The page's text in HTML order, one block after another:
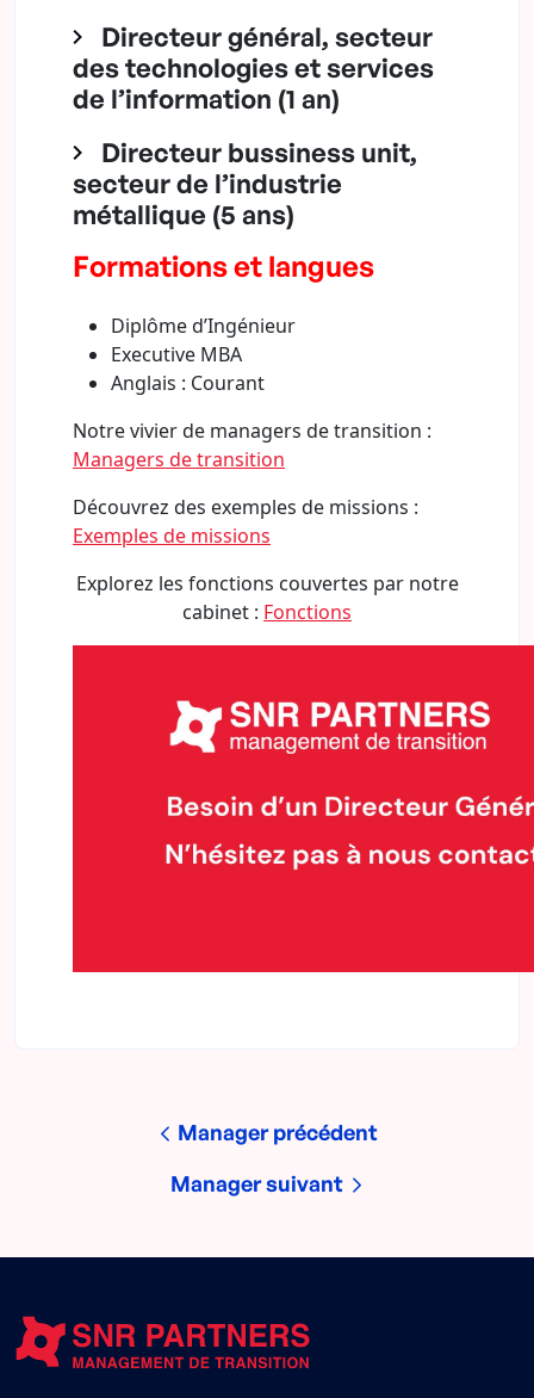
Directeur général, secteur
des technologies et services
de l’information (1 an)
Directeur bussiness unit,
secteur de l’industrie
métallique (5 ans)
Formations et langues
Diplôme d’Ingénieur
Executive MBA
Anglais : Courant
Notre vivier de managers de transition :
Managers de transition
Découvrez des exemples de missions :
Exemples de missions
Explorez les fonctions couvertes par notre
cabinet : Fonctions
Manager précédent
Manager suivant